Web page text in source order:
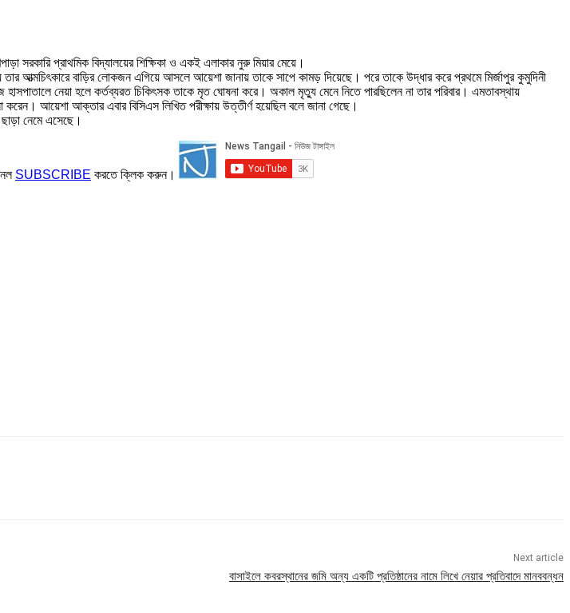
সরকারি প্রাথমিক বিদ্যালয়ের শিক্ষিকা ও একই এলাকার নুরু মিয়ার মেয়ে।
আত্মচিৎকারে বাড়ির লোকজন এগিয়ে আসলে আয়েশা জানায় তাকে সাপে কামড় দিয়েছে। পরে তাকে উদ্ধার করে প্রথমে মির্জাপুর কুমুদিনী
নেয়া হলে কর্তব্যরত চিকিৎসক তাকে মৃত ঘোষনা করে। অকাল মৃত্যু মেনে নিতে পারছিলেন না তার পরিবার। এমতাবস্থায়
আয়েশা আক্তার এবার বিসিএস লিখিত পরীক্ষায় উত্তীর্ণ হয়েছিল বলে জানা গেছে।
নেমে এসেছে।
SUBSCRIBE করতে ক্লিক করুন।
Next article
বাসাইলে কবরস্থানের জমি অন্য একটি প্রতিষ্ঠানের নামে লিখে নেয়ার প্রতিবাদে মানববন্ধন